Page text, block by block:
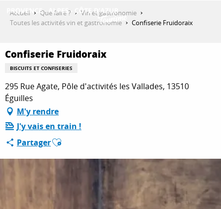
QUE FAIRE ?
SÉJOURNER
ESPACE PRO
Accueil Que faire ?
Vin et gastronomie
Toutes les activités vin et gastronomie
Confiserie Fruidoraix
Confiserie Fruidoraix
BISCUITS ET CONFISERIES
295 Rue Agate, Pôle d'activités les Vallades, 13510
Éguilles
M'y rendre
J'y vais en train !
PartagerAjouter aux favoris